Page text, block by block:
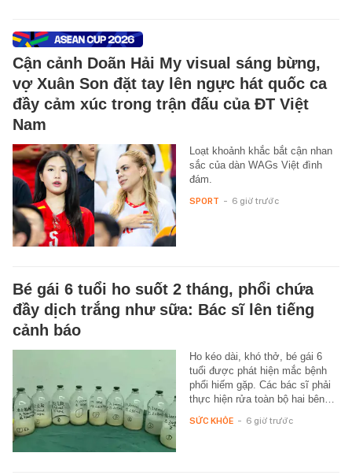
Cận cảnh Doãn Hải My visual sáng bừng,
vợ Xuân Son đặt tay lên ngực hát quốc ca
đầy cảm xúc trong trận đấu của ĐT Việt
Nam
Loạt khoảnh khắc bắt cận nhan
sắc của dàn WAGs Việt đình
đám.
SPORT - 6 giờ trước
Bé gái 6 tuổi ho suốt 2 tháng, phổi chứa
đầy dịch trắng như sữa: Bác sĩ lên tiếng
cảnh báo
Ho kéo dài, khó thở, bé gái 6
tuổi được phát hiện mắc bệnh
phổi hiếm gặp. Các bác sĩ phải
thực hiện rửa toàn bộ hai bên…
SỨC KHỎE - 6 giờ trước